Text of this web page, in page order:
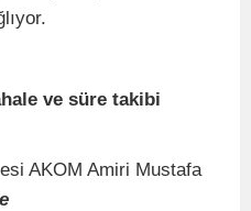
ve süre takibi
AKOM Amiri Mustafa